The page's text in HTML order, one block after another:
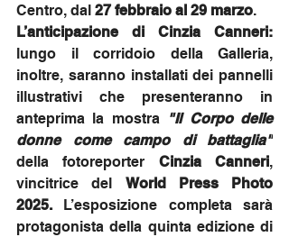
Centro, dal 27 febbraio al 29 marzo.
L’anticipazione di Cinzia Canneri:
lungo il corridoio della Galleria,
inoltre, saranno installati dei pannelli
illustrativi che presenteranno in
anteprima la mostra
"Il Corpo delle
donne come campo di battaglia"
della fotoreporter Cinzia Canneri,
vincitrice del World Press Photo
2025. L’esposizione completa sarà
protagonista della quinta edizione di